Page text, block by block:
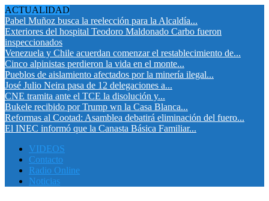
ACTUALIDAD
Pabel Muñoz busca la reelección para la Alcaldía...
Exteriores del hospital Teodoro Maldonado Carbo fueron
inspeccionados
Venezuela y Chile acuerdan comenzar el restablecimiento de...
Cinco alpinistas perdieron la vida en el monte...
Pueblos de aislamiento afectados por la minería ilegal...
José Julio Neira pasa de 12 delegaciones a...
CNE tramita ante el TCE la disolución y...
Bukele recibido por Trump wn la Casa Blanca...
Reformas al Cootad: Asamblea debatirá eliminación del fuero...
El INEC informó que la Canasta Básica Familiar...
VIDEOS
Contacto
Radio Online
Noticias